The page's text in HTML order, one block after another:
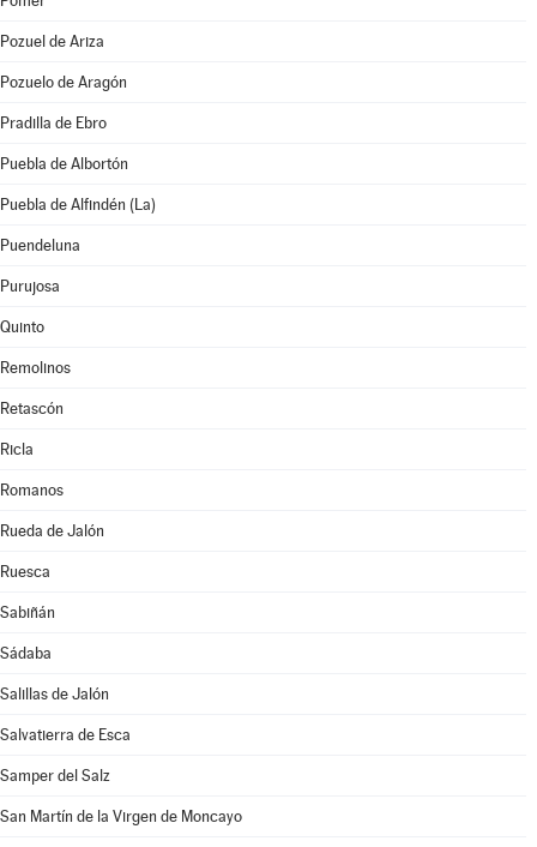
Pozuel de Ariza
Pozuelo de Aragón
Pradilla de Ebro
Puebla de Albortón
Puebla de Alfindén (La)
Puendeluna
Purujosa
Quinto
Remolinos
Retascón
Ricla
Romanos
Rueda de Jalón
Ruesca
Sabiñán
Sádaba
Salillas de Jalón
Salvatierra de Esca
Samper del Salz
San Martín de la Virgen de Moncayo